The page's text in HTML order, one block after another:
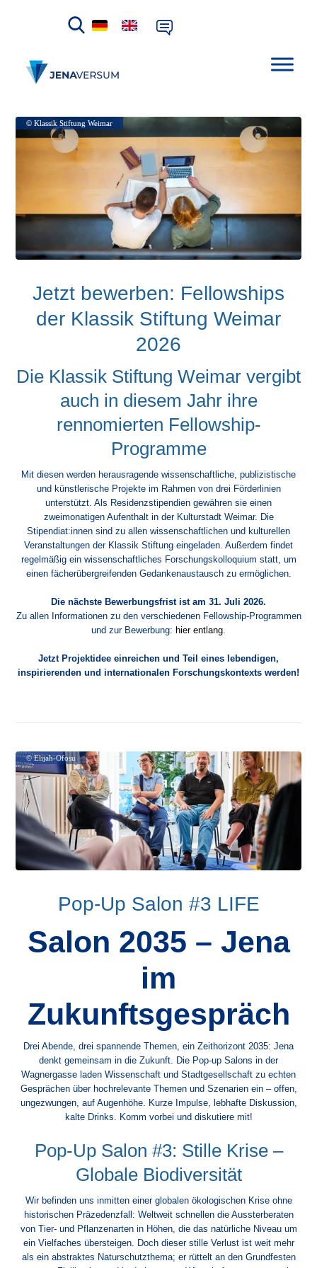
© Klassik Stiftung Weimar
© Klassik Stiftung Weimar
Jetzt bewerben: Fellowships
der Klassik Stiftung Weimar
2026
Die Klassik Stiftung Weimar vergibt
auch in diesem Jahr ihre
rennomierten Fellowship-
Programme
Mit diesen werden herausragende wissenschaftliche, publizistische
und künstlerische Projekte im Rahmen von drei Förderlinien
unterstützt. Als Residenzstipendien gewähren sie einen
zweimonatigen Aufenthalt in der Kulturstadt Weimar. Die
Stipendiat:innen sind zu allen wissenschaftlichen und kulturellen
Veranstaltungen der Klassik Stiftung eingeladen. Außerdem findet
regelmäßig ein wissenschaftliches Forschungskolloquium statt, um
einen fächerübergreifenden Gedankenaustausch zu ermöglichen.
Die nächste Bewerbungsfrist ist am 31. Juli 2026.
Zu allen Informationen zu den verschiedenen Fellowship-Programmen
und zur Bewerbung: hier entlang.
Jetzt Projektidee einreichen und Teil eines lebendigen,
inspirierenden und internationalen Forschungskontexts werden!
© Elijah-Ofosu
Pop-Up Salon #3 LIFE
Salon 2035 – Jena
im
Zukunftsgespräch
Drei Abende, drei spannende Themen, ein Zeithorizont 2035: Jena
denkt gemeinsam in die Zukunft. Die Pop-up Salons in der
Wagnergasse laden Wissenschaft und Stadtgesellschaft zu echten
Gesprächen über hochrelevante Themen und Szenarien ein – offen,
ungezwungen, auf Augenhöhe. Kurze Impulse, lebhafte Diskussion,
kalte Drinks. Komm vorbei und diskutiere mit!
Pop-Up Salon #3: Stille Krise –
Globale Biodiversität
Wir befinden uns inmitten einer globalen ökologischen Krise ohne
historischen Präzedenzfall: Weltweit schnellen die Aussterberaten
von Tier- und Pflanzenarten in Höhen, die das natürliche Niveau um
ein Vielfaches übersteigen. Doch dieser stille Verlust ist weit mehr
als ein abstraktes Naturschutzthema; er rüttelt an den Grundfesten